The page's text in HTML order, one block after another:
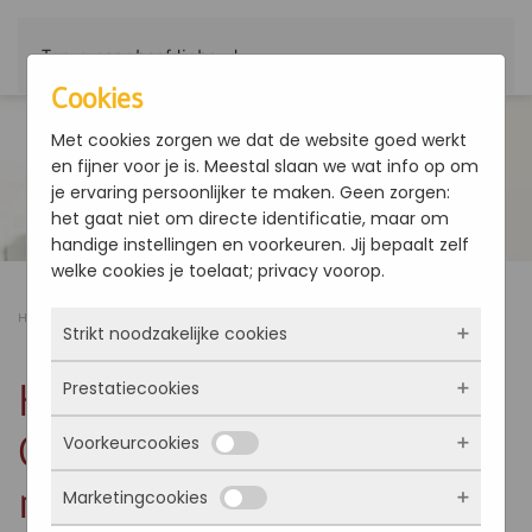
Terug naar hoofdinhoud
Home
Hiwarm Compact -
Controller met
microprocessor
Cookies
Met cookies zorgen we dat de website goed werkt
en fijner voor je is. Meestal slaan we wat info op om
je ervaring persoonlijker te maken. Geen zorgen:
het gaat niet om directe identificatie, maar om
handige instellingen en voorkeuren. Jij bepaalt zelf
welke cookies je toelaat; privacy voorop.
Strikt noodzakelijke cookies
Deze cookies zorgen ervoor dat de website
überhaupt werkt. Ze zijn dus altijd actief en
kunnen niet worden uitgezet. Meestal worden
ze alleen geplaatst als jij iets doet, zoals
inloggen, een formulier invullen of je
Prestatiecookies
Met deze cookies zien we hoe vaak onze site
bezocht wordt, waar bezoekers vandaan
komen en welke pagina’s populair zijn. Zo
Voorkeurcookies
Deze cookies onthouden jouw voorkeuren.
Marketingcookies